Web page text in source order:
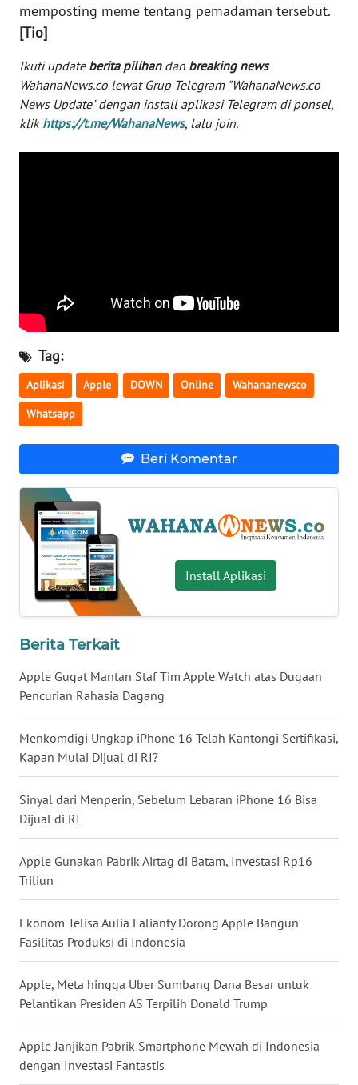
memposting meme tentang pemadaman tersebut.
[Tio]
Ikuti update berita pilihandan breaking news
WahanaNews.co lewat Grup Telegram "WahanaNews.co
News Update" dengan install aplikasi Telegram di ponsel,
klik https://t.me/WahanaNews, lalu join.
Tag:
Aplikasi Apple DOWN Online Wahananewsco
Whatsapp
Beri Komentar
Install Aplikasi
Berita Terkait
Apple Gugat Mantan Staf Tim Apple Watch atas Dugaan
Pencurian Rahasia Dagang
Menkomdigi Ungkap iPhone 16 Telah Kantongi Sertifikasi,
Kapan Mulai Dijual di RI?
Sinyal dari Menperin, Sebelum Lebaran iPhone 16 Bisa
Dijual di RI
Apple Gunakan Pabrik Airtag di Batam, Investasi Rp16
Triliun
Ekonom Telisa Aulia Falianty Dorong Apple Bangun
Fasilitas Produksi di Indonesia
Apple, Meta hingga Uber Sumbang Dana Besar untuk
Pelantikan Presiden AS Terpilih Donald Trump
Apple Janjikan Pabrik Smartphone Mewah di Indonesia
dengan Investasi Fantastis
WN
BANTEN
WN
NTT
WN
RIAU
WN
SERAMBI
WN
SULTRA
WN
NTB
SULTENG
WN
BABEL
WN
SUMBAR
WN
SUMSEL
WN
BENGKULU
WN
LAMPUNG
WN
JATENG